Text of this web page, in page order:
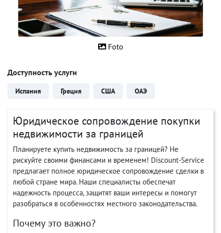
Foto
Доступность услуги
Испания Греция США ОАЭ
Юридическое сопровождение покупки
недвижимости за границей
Планируете купить недвижимость за границей? Не
рискуйте своими финансами и временем! Discount-Service
предлагает полное юридическое сопровождение сделки в
любой стране мира. Наши специалисты обеспечат
надежность процесса, защитят ваши интересы и помогут
разобраться в особенностях местного законодательства.
Почему это важно?